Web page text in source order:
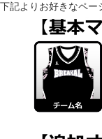
下記よりお好きなペー